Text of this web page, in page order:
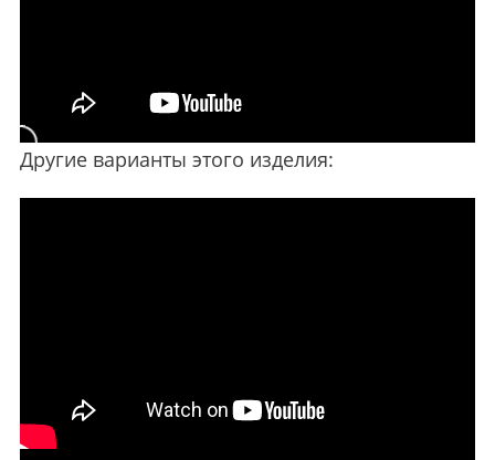
Другие варианты этого изделия: